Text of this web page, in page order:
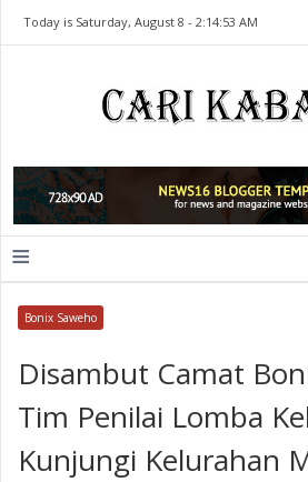
Today is Saturday, August 8 -2:14:53 AM
≡
Bonix Saweho
Disambut Camat
Tim Penilai Lomba
Kunjungi Kelurahan